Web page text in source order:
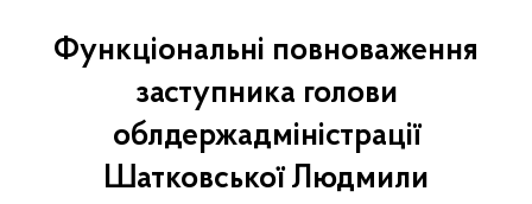
Функціональні повноваження
заступника голови
облдержадміністрації
Шатковської Людмили